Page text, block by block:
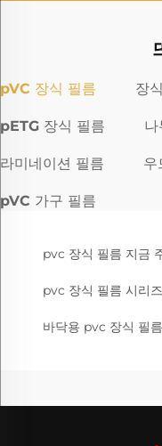
pVC 장식 필름 장
pETG 장식 필름
라미네이션 필름 우
pVC 가구 필름
pvc 장식 필름 지금
pvc 장식 필름 시리즈
바닥용 pvc 장식 필름